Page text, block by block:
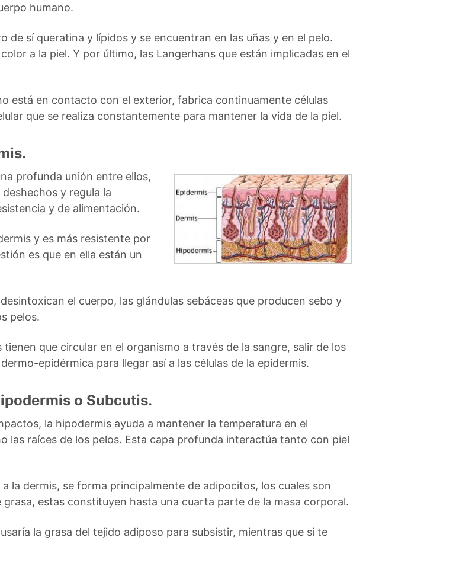
humano.
de sí queratina y lípidos y se encuentran en las uñas y en el pelo.
a la piel. Y por último, las Langerhans que están implicadas en el
está en contacto con el exterior, fabrica continuamente células
que se realiza constantemente para mantener la vida de la piel.
profunda unión entre ellos,
y regula la
y de alimentación.
y es más resistente por
es que en ella están un
el cuerpo, las glándulas sebáceas que producen sebo y
pelos.
que circular en el organismo a través de la sangre, salir de los
epidérmica para llegar así a las células de la epidermis.
o Subcutis.
la hipodermis ayuda a mantener la temperatura en el
las raíces de los pelos. Esta capa profunda interactúa tanto con piel
la dermis, se forma principalmente de adipocitos, los cuales son
estas constituyen hasta una cuarta parte de la masa corporal.
la grasa del tejido adiposo para subsistir, mientras que si te